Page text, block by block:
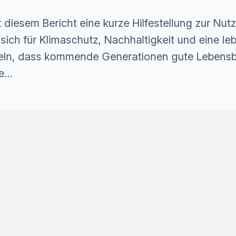
Bericht eine kurze Hilfestellung zur
für Klimaschutz, Nachhaltigkeit und eine
dass kommende Generationen gute